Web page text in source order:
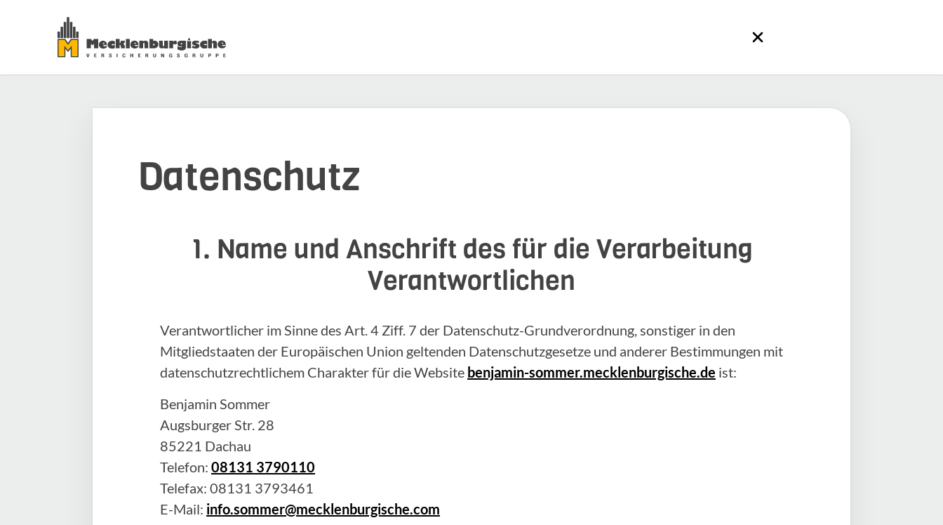
Datenschutz
1. Name und Anschrift des für die Verarbeitung
Verantwortlichen
Verantwortlicher im Sinne des Art. 4 Ziff. 7 der Datenschutz-Grundverordnung, sonstiger in den
Mitgliedstaaten der Europäischen Union geltenden Datenschutzgesetze und anderer Bestimmungen mit
datenschutzrechtlichem Charakter für die Website benjamin-sommer.mecklenburgische.de ist:
Benjamin Sommer
Augsburger Str. 28
85221 Dachau
Telefon: 08131 3790110
Telefax: 08131 3793461
E-Mail: info.sommer@mecklenburgische.com